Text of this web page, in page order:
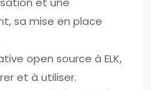
sa mise en place
open source à ELK,
et à utiliser.